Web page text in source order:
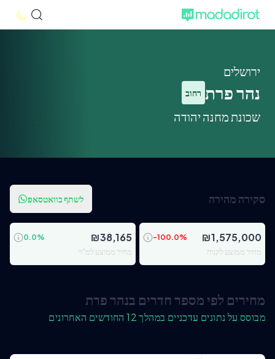
ירושלים
נהר פרת רחוב
שכונת מחנה יהודה
סקירה מהירה לשתף בוואטסאפ
₪1,575,000
-100.0%
מחיר ממוצע לקניה
₪38,165
0.0%
מחיר ממוצע למ"ר
מחירים לפי מספר חדרים בנהר פרת
מבוסס על נתונים עדכניים במהלך 12 החודשים האחרונים